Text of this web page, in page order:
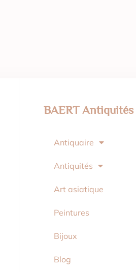
BAERT Antiquités
Antiquaire
Antiquités
Art asiatique
Peintures
Bijoux
Blog